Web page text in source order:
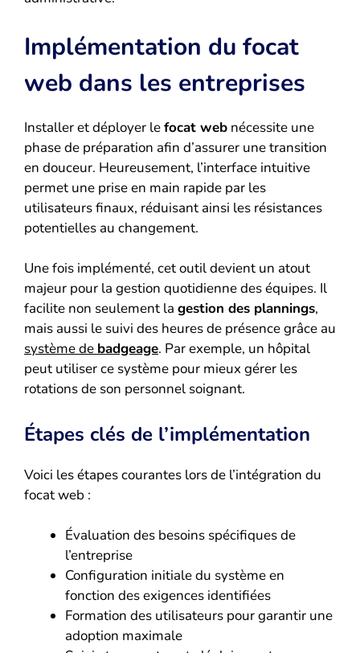
Implémentation du focat
web dans les entreprises
Installer et déployer lefocat web nécessite une
phase de préparation afin d’assurer une transition
en douceur. Heureusement, l’interface intuitive
permet une prise en main rapide par les
utilisateurs finaux, réduisant ainsi les résistances
potentielles au changement.
Une fois implémenté, cet outil devient un atout
majeur pour la gestion quotidienne des équipes. Il
facilite non seulement la gestion des plannings,
mais aussi le suivi des heures de présence grâce au
système de badgeage. Par exemple, un hôpital
peut utiliser ce système pour mieux gérer les
rotations de son personnel soignant.
Étapes clés de l’implémentation
Voici les étapes courantes lors de l’intégration du
focat web :
Évaluation des besoins spécifiques de
l’entreprise
Configuration initiale du système en
fonction des exigences identifiées
Formation des utilisateurs pour garantir une
adoption maximale